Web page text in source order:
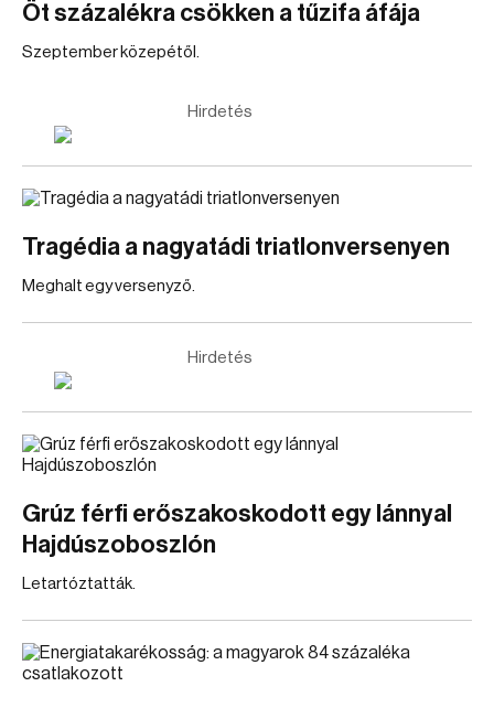
Öt százalékra csökken a tűzifa áfája
Szeptember közepétől.
Hirdetés
Tragédia a nagyatádi triatlonversenyen
Meghalt egy versenyző.
Hirdetés
Grúz férfi erőszakoskodott egy lánnyal
Hajdúszoboszlón
Letartóztatták.